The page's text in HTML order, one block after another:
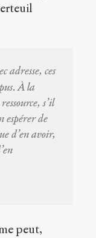
adresse, ces
À la
s’il
espérer de
d’en avoir,
peut,